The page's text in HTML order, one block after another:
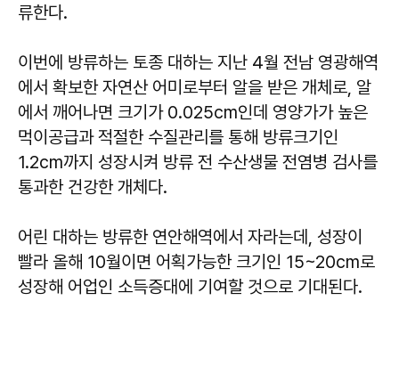
류한다.
이번에 방류하는 토종 대하는 지난 4월 전남 영광해역
에서 확보한 자연산 어미로부터 알을 받은 개체로, 알
에서 깨어나면 크기가 0.025cm인데 영양가가 높은
먹이공급과 적절한 수질관리를 통해 방류크기인
1.2cm까지 성장시켜 방류 전 수산생물 전염병 검사를
통과한 건강한 개체다.
어린 대하는 방류한 연안해역에서 자라는데, 성장이
빨라 올해 10월이면 어획가능한 크기인 15~20cm로
성장해 어업인 소득증대에 기여할 것으로 기대된다.